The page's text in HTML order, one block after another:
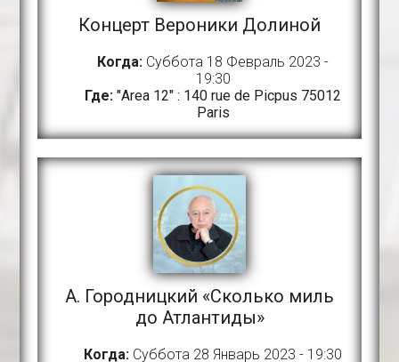
Концерт Вероники Долиной
Когда: Суббота 18 Февраль 2023 -
19:30
Где: "Area 12" : 140 rue de Picpus 75012
Paris
А. Городницкий «Сколько миль
до Атлантиды»
Когда: Суббота 28 Январь 2023 - 19:30